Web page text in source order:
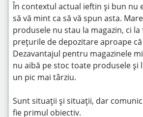
În contextul actual ieftin și bun nu
să vă mint ca să vă spun asta.
produsele nu stau la magazin, ci
prețurile de depozitare aproape
Dezavantajul pentru magazinele
nu aibă pe stoc toate produsele și
un pic mai târziu.
Sunt situații și situații, dar
fie primul obiectiv.